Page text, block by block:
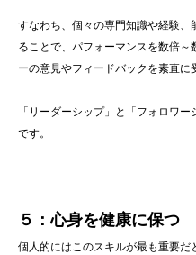
すなわち、個々の専門知識や経験
ることで、パフォーマンスを数倍
ーの意見やフィードバックを素直に
「リーダーシップ」と「フォロワ
です。
５：心身を健康に保つ
個人的にはこのスキルが最も重要だ